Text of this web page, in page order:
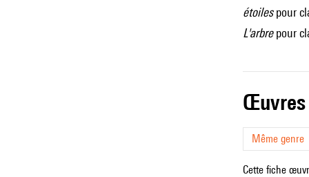
étoilespour
L'arbrepour
Même genre
Cette fiche